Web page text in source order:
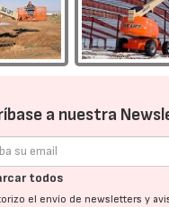
a nuestra
todos
el envío de newsletters y